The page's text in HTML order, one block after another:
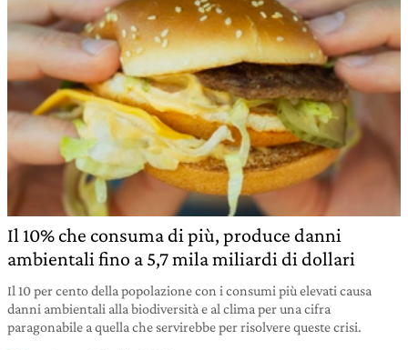
Il 10% che consuma di più, produce danni
ambientali fino a 5,7 mila miliardi di dollari
Il 10 per cento della popolazione con i consumi più elevati causa
danni ambientali alla biodiversità e al clima per una cifra
paragonabile a quella che servirebbe per risolvere queste crisi.